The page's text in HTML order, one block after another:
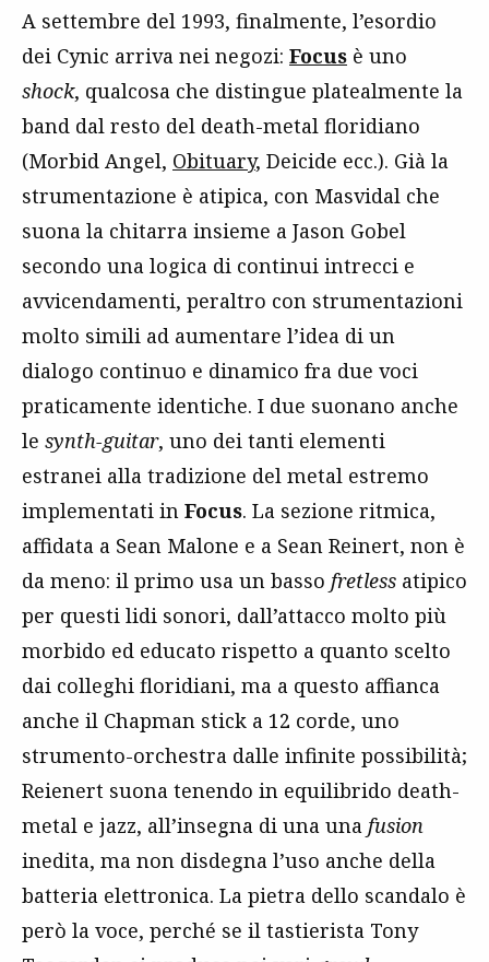
A settembre del 1993, finalmente, l’esordio
dei Cynic arriva nei negozi: Focus è uno
shock, qualcosa che distingue platealmente la
band dal resto del death-metal floridiano
(Morbid Angel, Obituary, Deicide ecc.). Già la
strumentazione è atipica, con Masvidal che
suona la chitarra insieme a Jason Gobel
secondo una logica di continui intrecci e
avvicendamenti, peraltro con strumentazioni
molto simili ad aumentare l’idea di un
dialogo continuo e dinamico fra due voci
praticamente identiche. I due suonano anche
le synth-guitar, uno dei tanti elementi
estranei alla tradizione del metal estremo
implementati in Focus. La sezione ritmica,
affidata a Sean Malone e a Sean Reinert, non è
da meno: il primo usa un basso fretless atipico
per questi lidi sonori, dall’attacco molto più
morbido ed educato rispetto a quanto scelto
dai colleghi floridiani, ma a questo affianca
anche il Chapman stick a 12 corde, uno
strumento-orchestra dalle infinite possibilità;
Reienert suona tenendo in equilibrido death-
metal e jazz, all’insegna di una una fusion
inedita, ma non disdegna l’uso anche della
batteria elettronica. La pietra dello scandalo è
però la voce, perché se il tastierista Tony